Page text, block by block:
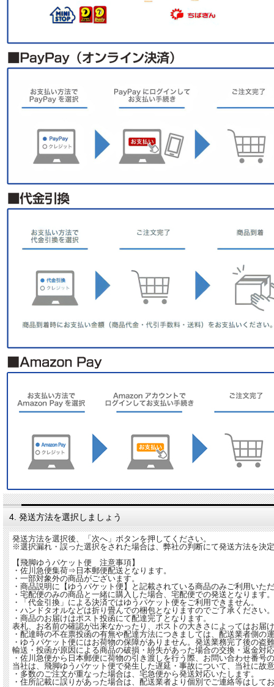
4. 発送方法を選択しましょう
発送方法を選択後、「次へ」ボタンを押してください。
※選択漏れ・誤った選択をされた場合は、弊社の判断にて発送方法を決
【飛脚ゆうパケット便 注意事項】
・佐川急便集荷⇒日本郵便配送となります。
・一部対象外の商品がございます。
・商品説明に【ゆうパケット便】と記載されている商品のみご利用いた
・宅配便のみの商品と一緒に購入した場合、宅配便での発送となります。
・「代金引換」による決済ではゆうパケット便をご利用できません。
・ハンドタオルなどは折り畳んでの梱包となりますのでご了承ください。
・商品のお届けはポスト投函にて配達完了となります。
表札、お名前の確認が出来なかったり、ポストの大きさによってはお
・配達時の不在票投函の有無や配達方法につきましては、配送業者側の
・ゆうパケット便にはお荷物の保障がありません。発送業務完了後の
輸送・投函が原因による商品の破損・紛失があった場合の交換・返金対
・佐川急便から日本郵便に荷物の引き渡しを行う際、お問い合わせ番
当社は、飛脚ゆうパケット便で発生した遅延・事故について、当社に
・多数のご注文が重なった場合は、宅急便から発送対応いたします。
・住所記載に誤りがあった場合は、配送業者より個別でご連絡等はして